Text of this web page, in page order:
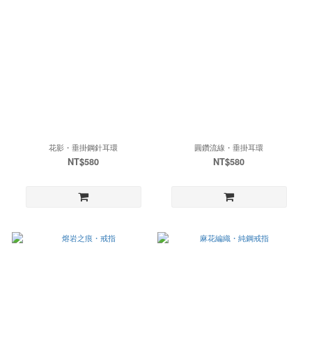
花影・垂掛鋼針耳環
NT$580
圓鑽流線・垂掛耳環
NT$580